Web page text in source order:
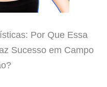
Por Que Essa
Sucesso em Campo